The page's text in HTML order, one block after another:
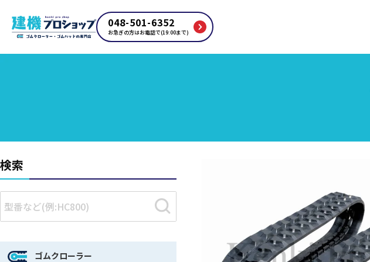
048-501-6352
お急ぎの方はお電話で(19:00まで)
検索
ゴムクローラー